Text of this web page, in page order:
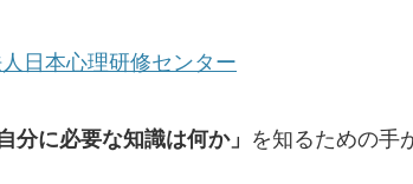
日本心理研修センター
分に必要な知識は何か」 を知るための手